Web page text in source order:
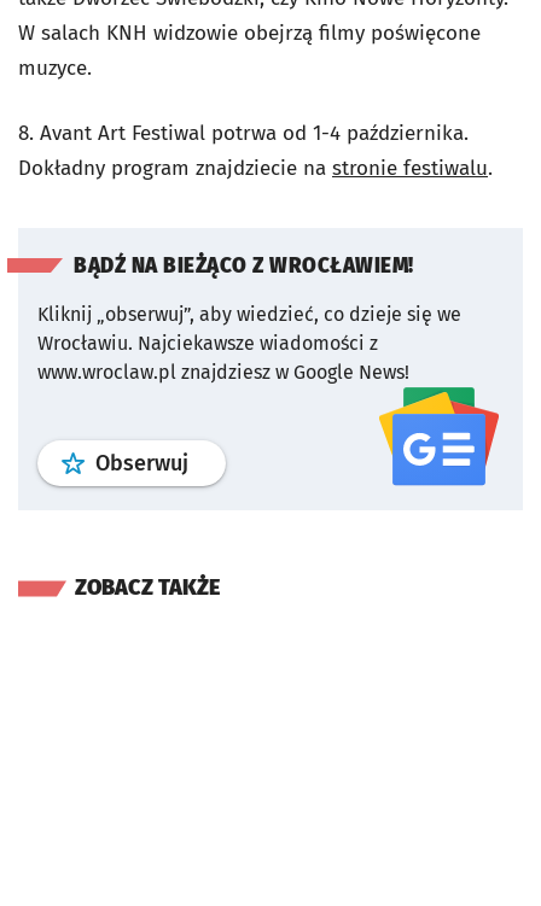
W salach KNH widzowie obejrzą filmy poświęcone
muzyce.
8. Avant Art Festiwal potrwa od 1-4 października.
Dokładny program znajdziecie na stronie festiwalu.
BĄDŹ NA BIEŻĄCO Z WROCŁAWIEM!
Kliknij „obserwuj”, aby wiedzieć, co dzieje się we
Wrocławiu. Najciekawsze wiadomości z
www.wroclaw.pl znajdziesz w Google News!
Obserwuj profil serwisu
ZOBACZ TAKŻE